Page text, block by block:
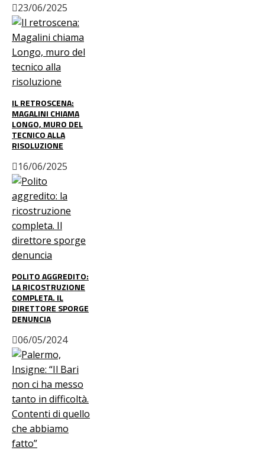
23/06/2025
IL RETROSCENA:
MAGALINI CHIAMA
LONGO, MURO DEL
TECNICO ALLA
RISOLUZIONE
16/06/2025
POLITO AGGREDITO:
LA RICOSTRUZIONE
COMPLETA. IL
DIRETTORE SPORGE
DENUNCIA
06/05/2024